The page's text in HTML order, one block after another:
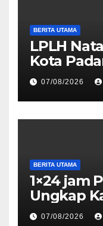
BERITA UTAMA
LPLH
Kota
Dilantik,
Sinergi
07/08/2026
BERITA UTAMA
1×24 jam
Ungkap
Motor
07/08/2026